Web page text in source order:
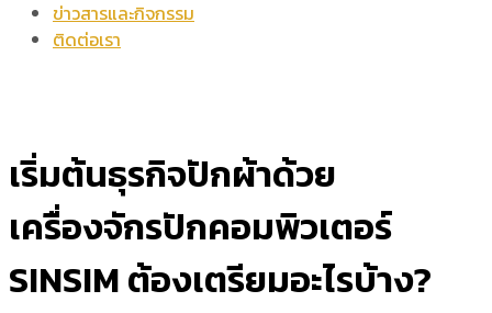
ข่าวสารและกิจกรรม
ติดต่อเรา
เริ่มต้นธุรกิจปักผ้าด้วย
เครื่องจักรปักคอมพิวเตอร์
SINSIM ต้องเตรียมอะไรบ้าง?